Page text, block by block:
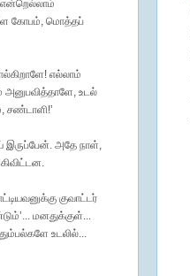
கோபம், மொத்தப்
எல்லாம்
அனுபவித்தாளே, உடல்
சண்டாளி!’
இருப்பேன். அதே நாள்,
குவாட்டர்
மனதுக்குள்...
உடலில்...